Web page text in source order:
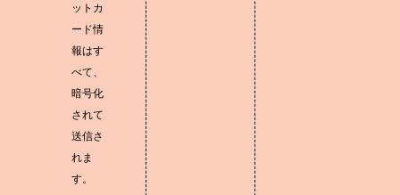
ットカ
ード情
報はす
べて、
暗号化
されて
送信さ
れま
す。